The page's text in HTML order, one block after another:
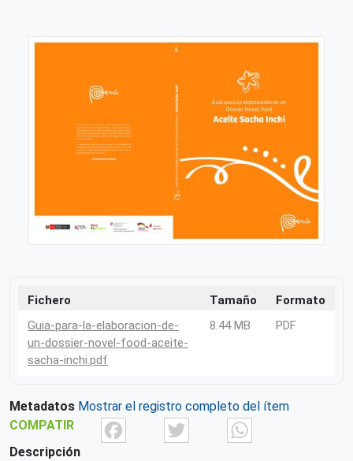
Fichero Tamaño
Formato
Guia-para-la-elaboracion-de-
un-dossier-novel-food-aceite-
sacha-inchi.pdf
8.44 MB PDF
Metadatos Mostrar el registro completo del ítem
COMPATIR
FacebookTwitter
Descripción